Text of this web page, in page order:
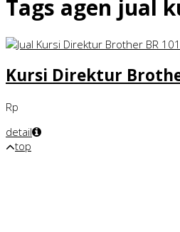
Tags agen jual
Kursi Direktur
Rp
detail
top